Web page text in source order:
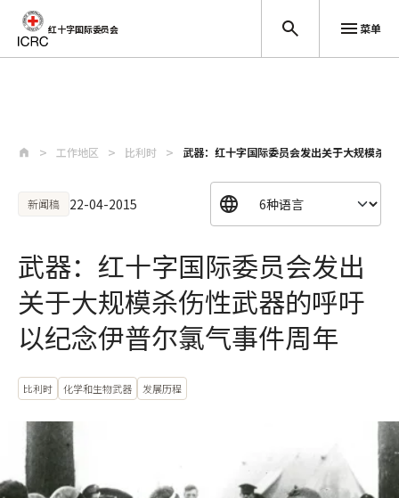
红十字国际委员会 菜单
工作地区 比利时 武器：红十字国际委员会发出关于大规模杀
新闻稿 22-04-2015
武器：红十字国际委员会发出
关于大规模杀伤性武器的呼吁
以纪念伊普尔氯气事件周年
比利时 化学和生物武器 发展历程